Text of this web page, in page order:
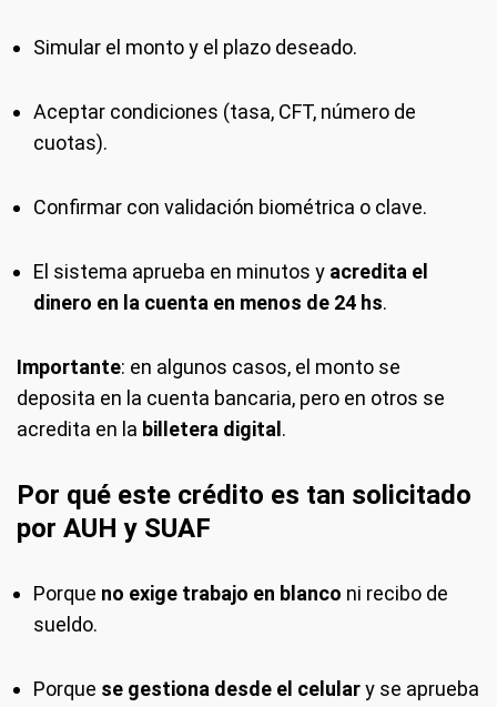
Simular el monto y el plazo deseado.
Aceptar condiciones (tasa, CFT, número de
cuotas).
Confirmar con validación biométrica o clave.
El sistema aprueba en minutos y acredita el
dinero en la cuenta en menos de 24 hs.
Importante: en algunos casos, el monto se
deposita en la cuenta bancaria, pero en otros se
acredita en la billetera digital .
Por qué este crédito es tan solicitado
por AUH y SUAF
Porque no exige trabajo en blanco ni recibo de
sueldo.
Porque se gestiona desde el celulary se aprueba